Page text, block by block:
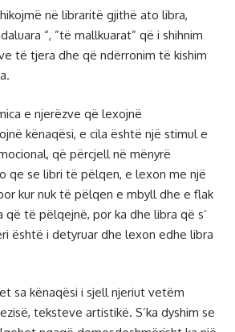
në libraritë gjithë ato libra,
“, ”të mallkuarat” që i shihnim
të tjera dhe që ndërronim të kishim
e njerëzve që lexojnë
kënaqësi, e cila është një stimul e
që përcjell në mënyrë
qe se libri të pëlqen, e lexon me një
kur nuk të pëlqen e mbyll dhe e flak
që të pëlqejnë, por ka dhe libra që s’
është i detyruar dhe lexon edhe libra
sa kënaqësi i sjell njeriut vetëm
teksteve artistikë. S’ka dyshim se